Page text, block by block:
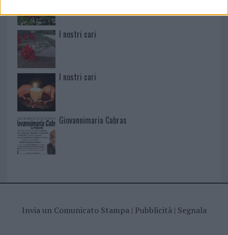
I nostri cari
I nostri cari
Giovannimaria Cabras
Invia un Comunicato Stampa| Pubblicità| Segnala